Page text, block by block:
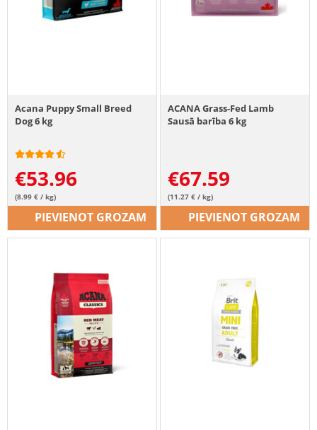
Acana Puppy Small Breed
Dog 6 kg
€53.96
(8.99 € / kg)
PIEVIENOT GROZAM
ACANA Grass-Fed Lamb
Sausā barība 6 kg
€67.59
(11.27 € / kg)
PIEVIENOT GROZAM